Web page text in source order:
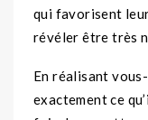
qui favorisent
révéler être très
En réalisant
exactement ce